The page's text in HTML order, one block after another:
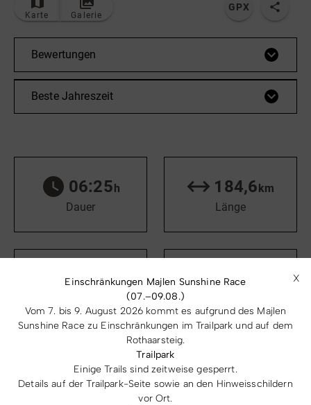
X
Einschränkungen Majlen Sunshine Race
(07.–09.08.)
Vom 7. bis 9. August 2026 kommt es aufgrund des Majlen
Sunshine Race zu Einschränkungen im Trailpark und auf dem
Rothaarsteig.
Trailpark
Einige Trails sind zeitweise gesperrt.
Details auf der Trailpark-Seite sowie an den Hinweisschildern
vor Ort.
Karte Galerie
GPX
Bewertungen
Beste Jahreszeit
06:25h
Dauer
184,6km
Länge
2291m
2287
782m
Höchster Punkt
239
Tiefster Punkt